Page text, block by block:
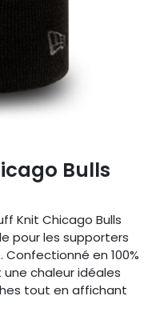
Bulls
Knit Chicago Bulls
pour les supporters
en 100%
chaleur idéales
tout en affichant